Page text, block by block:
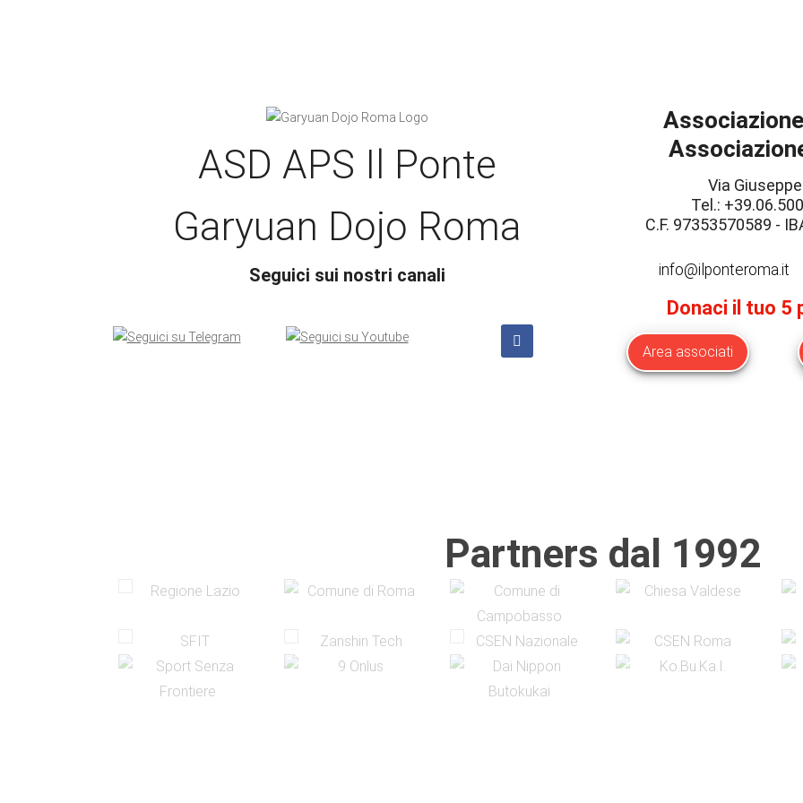
ASD APS Il Ponte
Garyuan Dojo Roma
Seguici sui nostri canali
Via
Tel.:
C.F. 97353570589 -
info@ilponteroma.it
Donaci il tuo 5
Area associati
Partners dal 1992